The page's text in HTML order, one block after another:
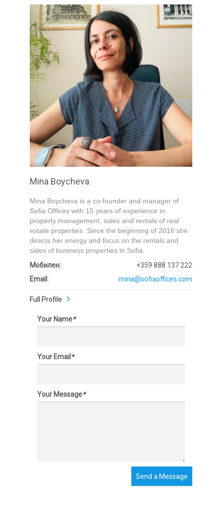
Mina Boycheva
Mina Boycheva is a co-founder and manager of
Sofia Offices with 15 years of experience in
property management, sales and rentals of real
estate properties. Since the beginning of 2016 she
directs her energy and focus on the rentals and
sales of business properties in Sofia.
Мобилен:
+359 888 137 222
Email:
mina@sofiaoffices.com
Full Profile
Your Name*
Your Email *
Your Message*
Send a Message